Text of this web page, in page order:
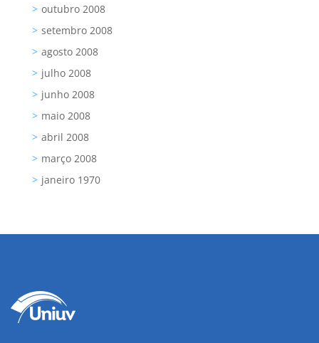
outubro 2008
setembro 2008
agosto 2008
julho 2008
junho 2008
maio 2008
abril 2008
março 2008
janeiro 1970